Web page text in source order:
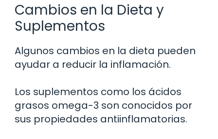
Cambios en la Dieta y
Suplementos
Algunos cambios en la dieta pueden
ayudar a reducir la inflamación.
Los suplementos como los ácidos
grasos omega-3 son conocidos por
sus propiedades antiinflamatorias.